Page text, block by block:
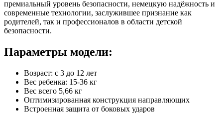
премиальный уровень безопасности, немецкую надёжность и
современные технологии, заслужившее признание как
родителей, так и профессионалов в области детской
безопасности.
Параметры модели:
Возраст: с 3 до 12 лет
Вес ребенка: 15-36 кг
Вес всего 5,66 кг
Оптимизированная конструкция направляющих
Встроенная защита от боковых ударов